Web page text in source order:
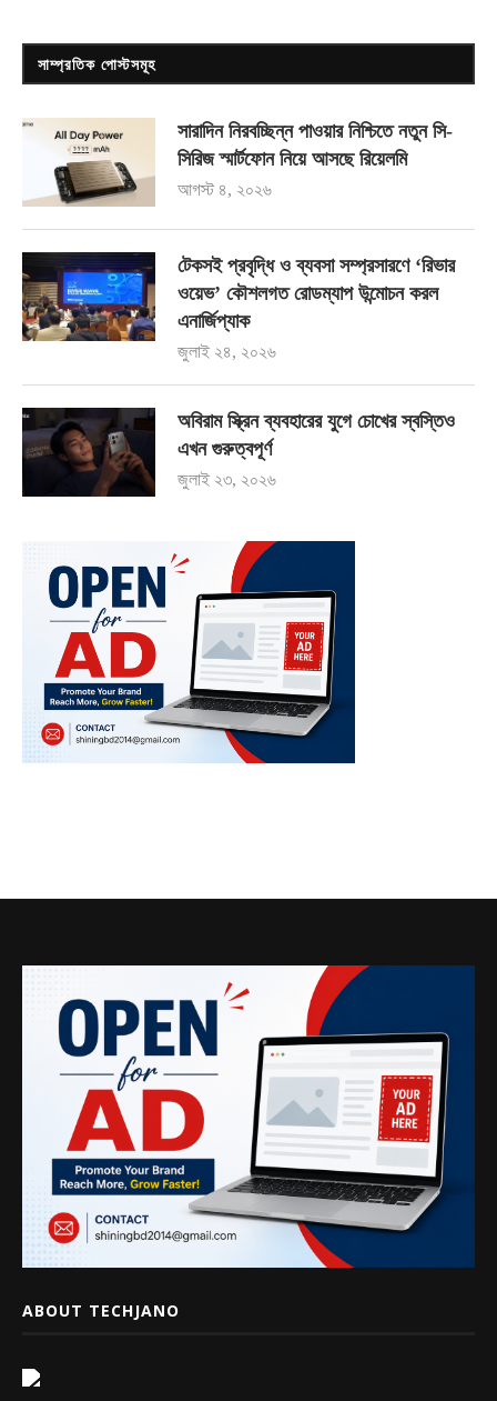
সাম্প্রতিক পোস্টসমূহ
সারাদিন নিরবচ্ছিন্ন পাওয়ার নিশ্চিতে নতুন সি-
সিরিজ স্মার্টফোন নিয়ে আসছে রিয়েলমি
আগস্ট ৪, ২০২৬
টেকসই প্রবৃদ্ধি ও ব্যবসা সম্প্রসারণে ‘রিভার
ওয়েভ’ কৌশলগত রোডম্যাপ উন্মোচন করল
এনার্জিপ্যাক
জুলাই ২৪, ২০২৬
অবিরাম স্ক্রিন ব্যবহারের যুগে চোখের স্বস্তিও
এখন গুরুত্বপূর্ণ
জুলাই ২৩, ২০২৬
ABOUT TECHJANO